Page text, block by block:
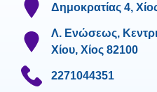
Δημοκρατίας 4,
Λ. Ενώσεως,
Χίου, Χίος 82100
2271044351